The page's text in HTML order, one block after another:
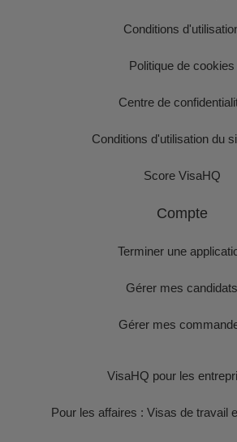
Conditions
Politique de cookies
Centre de
Conditions d'utilisation du
Score VisaHQ
Compte
Terminer une
Gérer mes candidats
Gérer mes
VisaHQ pour les
Pour les affaires : Visas de travail